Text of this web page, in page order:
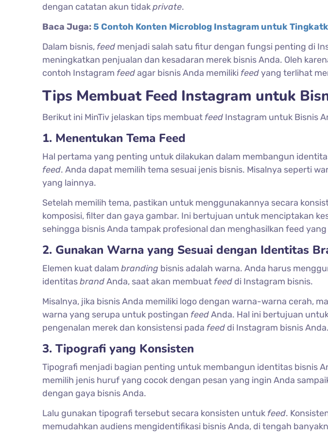
dengan catatan akun tidakprivate.
Baca Juga:5 Contoh Konten Microblog Instagram untuk
Dalam bisnis, feed menjadi salah satu fitur dengan fungsi penting di
meningkatkan penjualan dan kesadaran merek bisnis Anda. Oleh
contoh Instagram feedagar bisnis Anda memiliki feedyang terlihat
Tips Membuat Feed Instagram untuk
Berikut ini MinTiv jelaskan tips membuat feed Instagram untuk Bisnis
1. Menentukan Tema Feed
Hal pertama yang penting untuk dilakukan dalam membangun
feed. Anda dapat memilih tema sesuai jenis bisnis. Misalnya seperti
yang lainnya.
Setelah memilih tema, pastikan untuk menggunakannya secara
komposisi, filter dan gaya gambar. Ini bertujuan untuk menciptakan
sehingga bisnis Anda tampak profesional dan menghasilkan feed
2. Gunakan Warna yang Sesuai dengan Identitas
Elemen kuat dalam branding bisnis adalah warna. Anda harus
identitasbrandAnda, saat akan membuat feed di Instagram bisnis.
Misalnya, jika bisnis Anda memiliki logo dengan warna-warna cerah,
warna yang serupa untuk postingan feedAnda. Hal ini bertujuan
pengenalan merek dan konsistensi pada feed di Instagram bisnis Anda.
3. Tipografi yang Konsisten
Tipografi menjadi bagian penting untuk membangun identitas bisnis
memilih jenis huruf yang cocok dengan pesan yang ingin Anda
dengan gaya bisnis Anda.
Lalu gunakan tipografi tersebut secara konsisten untuk feed.
memudahkan audiens mengidentifikasi bisnis Anda, di tengah